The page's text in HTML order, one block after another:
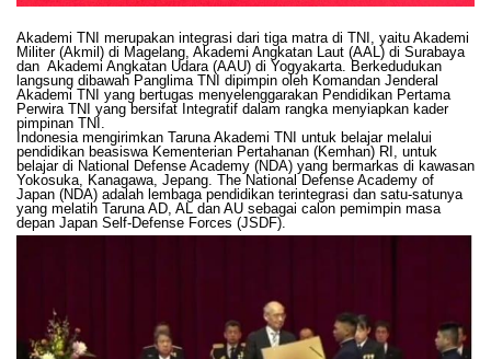
Akademi TNI merupakan integrasi dari tiga matra di TNI, yaitu Akademi
Militer (Akmil) di Magelang, Akademi Angkatan Laut (AAL) di Surabaya
dan Akademi Angkatan Udara (AAU) di Yogyakarta. Berkedudukan
langsung dibawah Panglima TNI dipimpin oleh Komandan Jenderal
Akademi TNI yang bertugas menyelenggarakan Pendidikan Pertama
Perwira TNI yang bersifat Integratif dalam rangka menyiapkan kader
pimpinan TNI.
Indonesia mengirimkan Taruna Akademi TNI untuk belajar melalui
pendidikan beasiswa Kementerian Pertahanan (Kemhan) RI, untuk
belajar di National Defense Academy (NDA) yang bermarkas di kawasan
Yokosuka, Kanagawa, Jepang. The National Defense Academy of
Japan (NDA) adalah lembaga pendidikan terintegrasi dan satu-satunya
yang melatih Taruna AD, AL dan AU sebagai calon pemimpin masa
depan Japan Self-Defense Forces (JSDF).